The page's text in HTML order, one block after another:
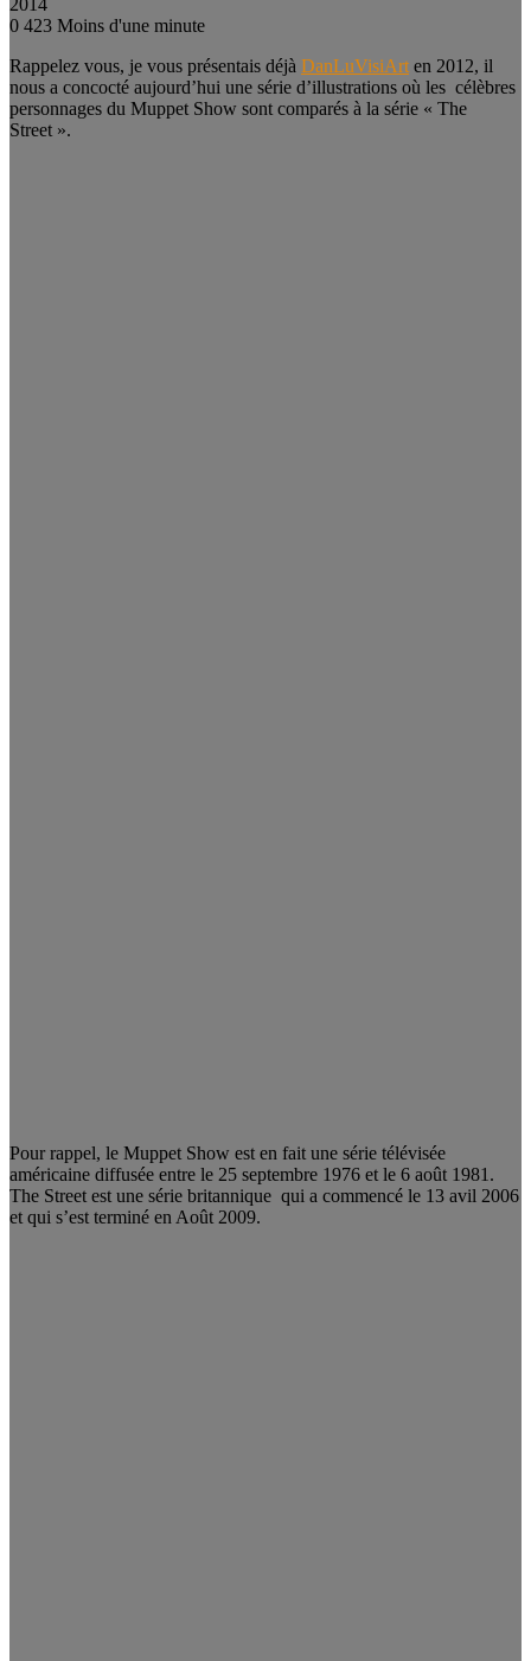
0 423 Moins d'une minute
Rappelez vous, je vous présentais déjà DanLuVisiArt en 2012, il
nous a concocté aujourd’hui une série d’illustrations où les célèbres
personnages du Muppet Show sont comparés à la série « The
Street ».
Pour rappel, le Muppet Show est en fait une série télévisée
américaine diffusée entre le 25 septembre 1976 et le 6 août 1981.
The Street est une série britannique qui a commencé le 13 avil 2006
et qui s’est terminé en Août 2009.